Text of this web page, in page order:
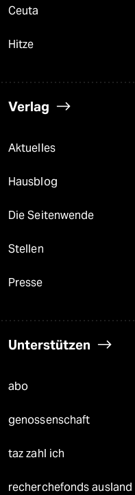
Ceuta
Hitze
Verlag
Aktuelles
Hausblog
Die Seitenwende
Stellen
Presse
Unterstützen
abo
genossenschaft
taz zahl ich
recherchefonds ausland